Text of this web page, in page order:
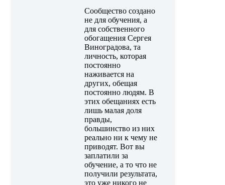
Сообщество создано
не для обучения, а
для собственного
обогащения Сергея
Виноградова, та
личность, которая
постоянно
наживается на
других, обещая
постоянно людям. В
этих обещаниях есть
лишь малая доля
правды,
большинство из них
реально ни к чему не
приводят. Вот вы
заплатили за
обучение, а то что не
получили результата,
это уже никого не